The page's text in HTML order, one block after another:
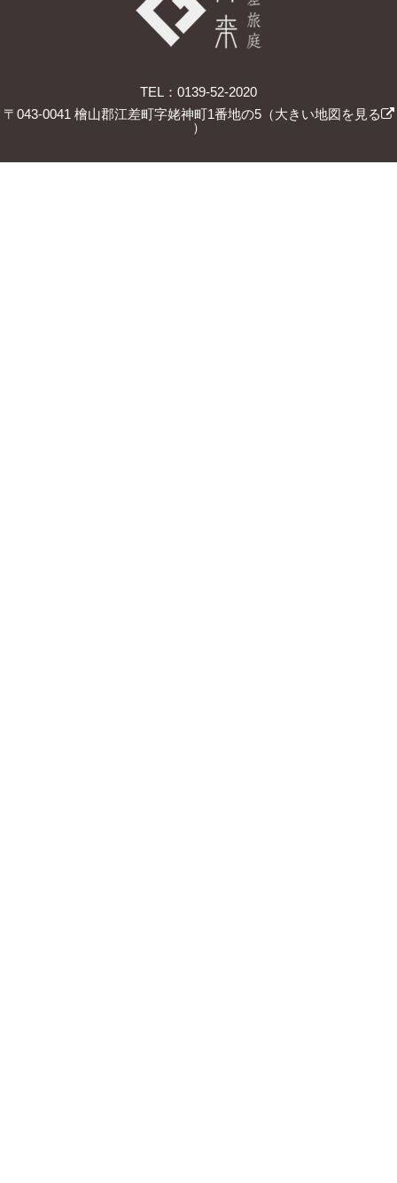
TEL：0139-52-2020
〒043-0041 檜山郡江差町字姥神町1番地の5（大きい地図を見る
）